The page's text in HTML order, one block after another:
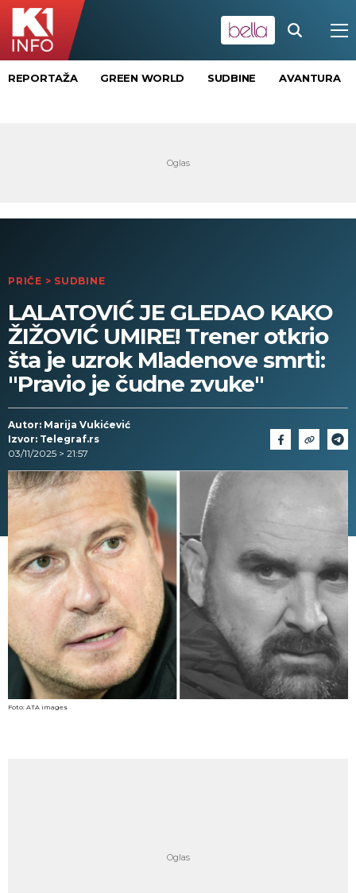
REPORTAŽA GREEN WORLD SUDBINE AVANTURA
PRIČE > SUDBINE
LALATOVIĆ JE GLEDAO KAKO
ŽIŽOVIĆ UMIRE! Trener otkrio
šta je uzrok Mladenove smrti:
"Pravio je čudne zvuke"
Autor: Marija Vukićević
Izvor: Telegraf.rs
03/11/2025 > 21:57
Foto: ATA images